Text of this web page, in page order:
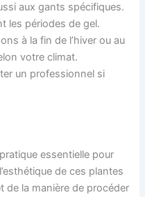
aux gants spécifiques.
les périodes de gel.
à la fin de l’hiver ou au
votre climat.
un professionnel si
essentielle pour
de ces plantes
de la manière de procéder